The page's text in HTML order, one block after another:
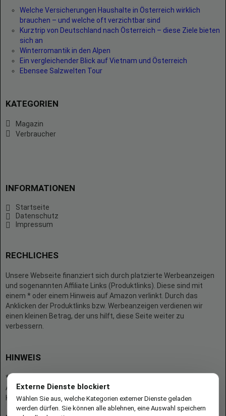
Welche Versicherungen Haushalte in Österreich wirklich
brauchen – und welche oft verzichtbar sind
Kurztrip von Deutschland nach Österreich – diese Ziele bieten
sich an
Winterromantik in den Alpen
Ein vergleichender Blick auf Vietnam und Österreich
Ebensee Salzwelten Tour
KATEGORIEN
Magazin
Verbraucher
INFORMATIONEN
Startseite
Datenschutz
Impressum
RECHLICHES
Unsere Webseite finanziert sich durch platzierte Werbeanzeigen
und sogenannten Affiliate Links (Produktlinks). Diese sind mit
einem * oder einem Hinweis auf Amazon verlinkt. Durch das
Anklicken der Produktlinks bzw. Werbeanzeigen verdienen wir
einen kleinen Betrag, der uns hilft, diese Seite weiter zu
verbessern.
HINWEIS
* = Afilliate-Link (=Werbung)
Als Amazon-Partner verdient der Seitenbetreiber an qualifizierten
Käufen.
Externe Dienste blockiert
Wählen Sie aus, welche Kategorien externer Dienste geladen
werden dürfen. Sie können alle ablehnen, eine Auswahl speichern